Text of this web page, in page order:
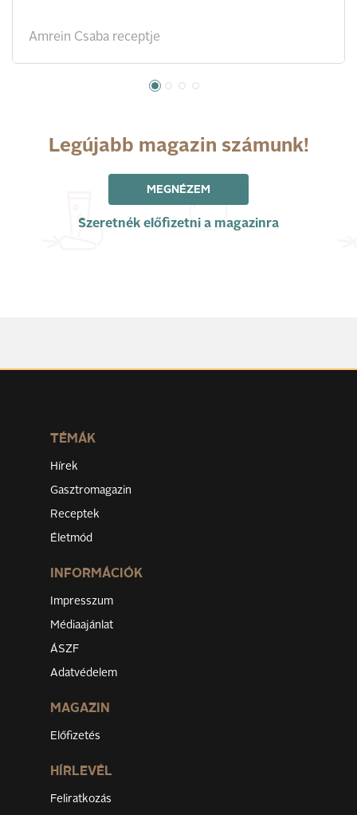
Amrein Csaba receptje
Legújabb magazin számunk!
MEGNÉZEM
Szeretnék előfizetni a magazinra
TÉMÁK
Hírek
Gasztromagazin
Receptek
Életmód
INFORMÁCIÓK
Impresszum
Médiaajánlat
ÁSZF
Adatvédelem
MAGAZIN
Előfizetés
HÍRLEVÉL
Feliratkozás